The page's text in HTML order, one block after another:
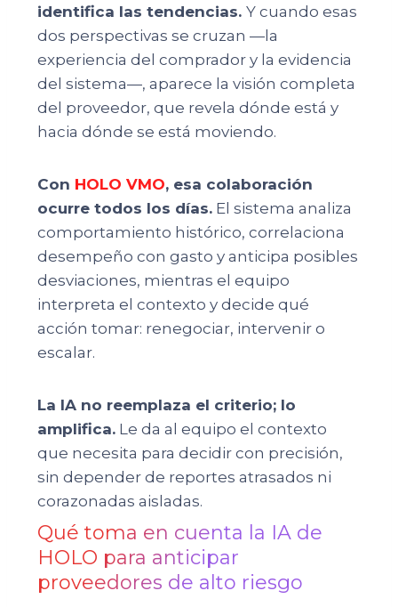
identifica las tendencias. Y cuando esas
dos perspectivas se cruzan —la
experiencia del comprador y la evidencia
del sistema—, aparece la visión completa
del proveedor, que revela dónde está y
hacia dónde se está moviendo.
Con HOLO VMO, esa colaboración
ocurre todos los días. El sistema analiza
comportamiento histórico, correlaciona
desempeño con gasto y anticipa posibles
desviaciones, mientras el equipo
interpreta el contexto y decide qué
acción tomar: renegociar, intervenir o
escalar.
La IA no reemplaza el criterio; lo
amplifica. Le da al equipo el contexto
que necesita para decidir con precisión,
sin depender de reportes atrasados ni
corazonadas aisladas.
Qué toma en cuenta la IA de
HOLO para anticipar
proveedores de alto riesgo